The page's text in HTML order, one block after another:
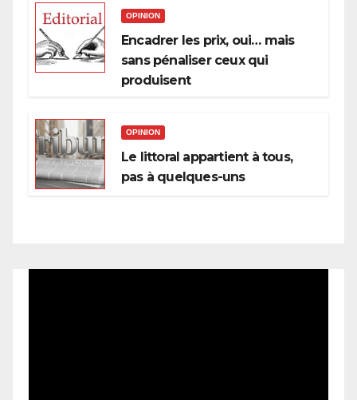
OPINION
Encadrer les prix, oui… mais
sans pénaliser ceux qui
produisent
OPINION
Le littoral appartient à tous,
pas à quelques-uns